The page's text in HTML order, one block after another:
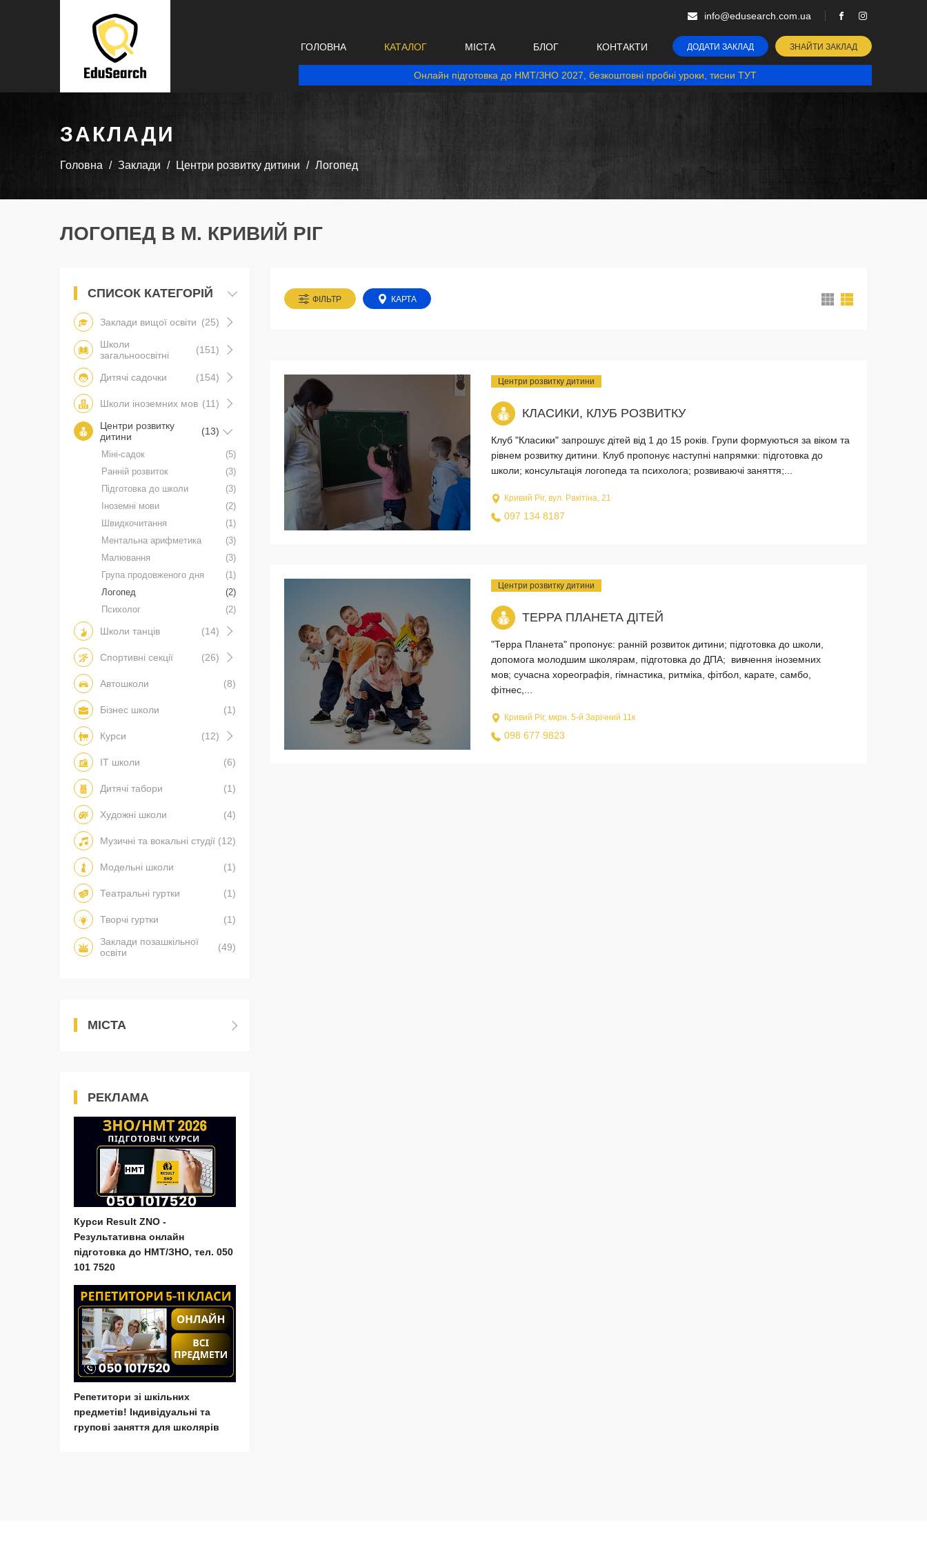
info@edusearch.com.ua
ГОЛОВНА КАТАЛОГ МІСТА БЛОГ КОНТАКТИ ДОДАТИ ЗАКЛАД ЗНАЙТИ ЗАКЛАД
Онлайн підготовка до НМТ/ЗНО 2027, безкоштовні пробні уроки, тисни ТУТ
ЗАКЛАДИ
Головна Заклади Центри розвитку дитини Логопед
ЛОГОПЕД В М. КРИВИЙ РІГ
ФІЛЬТР КАРТА
Центри розвитку дитини
КЛАСИКИ, КЛУБ РОЗВИТКУ
Клуб "Класики" запрошує дітей від 1 до 15 років. Групи формуються за віком та
рівнем розвитку дитини. Клуб пропонує наступні напрямки: підготовка до
школи; консультація логопеда та психолога; розвиваючі заняття;...
Кривий Ріг, вул. Ракітіна, 21
097 134 8187
Центри розвитку дитини
ТЕРРА ПЛАНЕТА ДІТЕЙ
"Терра Планета" пропонує: ранній розвиток дитини; підготовка до школи,
допомога молодшим школярам, ​​підготовка до ДПА; вивчення іноземних
мов; сучасна хореографія, гімнастика, ритміка, фітбол, карате, самбо,
фітнес,...
Кривий Ріг, мкрн. 5-й Зарічний 11к
098 677 9823
СПИСОК КАТЕГОРІЙ
Заклади вищої освіти (25)
Школи
загальноосвітні
(151)
Дитячі садочки (154)
Школи іноземних мов (11)
Центри розвитку
дитини
(13)
Міні-садок
(5)
Ранній розвиток
(3)
Підготовка до школи
(3)
Іноземні мови
(2)
Швидкочитання
(1)
Ментальна арифметика
(3)
Малювання
(3)
Група продовженого дня
(1)
Логопед
(2)
Психолог
(2)
Школи танців (14)
Спортивні секції (26)
Автошколи (8)
Бізнес школи (1)
Курси (12)
IT школи (6)
Дитячі табори (1)
Художні школи (4)
Музичні та вокальні студії (12)
Модельні школи (1)
Театральні гуртки (1)
Творчі гуртки
(1)
Заклади позашкільної
освіти
(49)
МІСТА
РЕКЛАМА
Курси Result ZNO -
Результативна онлайн
підготовка до НМТ/ЗНО, тел. 050
101 7520
Репетитори зі шкільних
предметів! Індивідуальні та
групові заняття для школярів